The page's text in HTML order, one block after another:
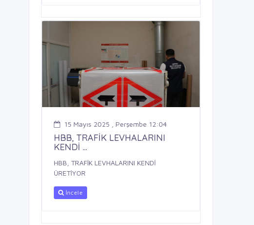
15 Mayıs 2025 , Perşembe 12:04
HBB, TRAFİK LEVHALARINI
KENDİ ...
HBB, TRAFİK LEVHALARINI KENDİ
ÜRETİYOR
İncele